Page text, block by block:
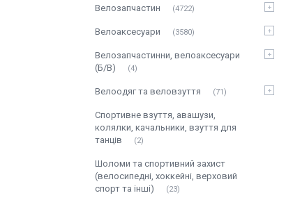
Велозапчастин 4722
Велоаксесуари 3580
Велозапчастинни, велоаксесуари
(Б/В)
4
Велоодяг та веловзуття 71
Спортивне взуття, авашузи,
колялки, качальники, взуття для
танців
2
Шоломи та спортивний захист
(велосипедні, хоккейні, верховий
спорт та інші)
23